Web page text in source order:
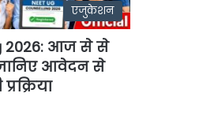
एजुकेशन
2026: आज से से
आवेदन से